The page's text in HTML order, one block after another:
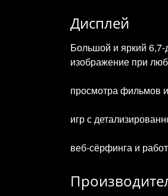
Дисплей
Большой и яркий
изображение при
просмотра фильмов
игр с
веб‑сёрфинга и